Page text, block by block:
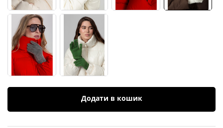
Додати в кошик